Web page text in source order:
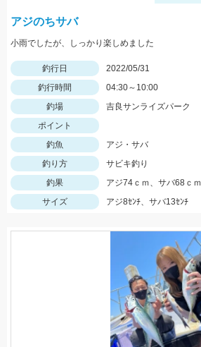
アジのちサバ
小雨でしたが、しっかり楽しめました
釣行日
2022/05/31
釣行時間
04:30～10:00
釣場
吉良サンライズパーク
ポイント
釣魚
アジ・サバ
釣り方
サビキ釣り
釣果
アジ74ｃｍ、サバ68ｃｍ
サイズ
アジ8ｾﾝﾁ、サバ13ｾﾝﾁ